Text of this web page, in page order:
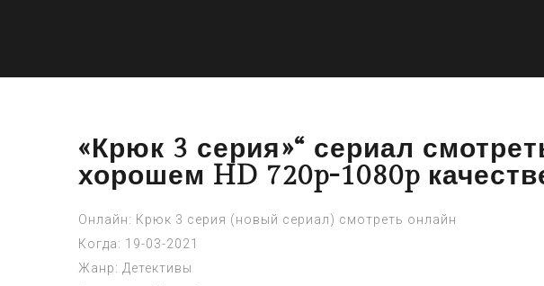
«Крюк 3 серия»“ сериал
хорошем HD 720p-1080p
Онлайн: Крюк 3 серия (новый сериал) смотреть онлайн
Когда: 19-03-2021
Жанр: Детективы